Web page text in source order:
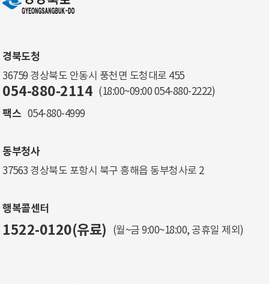
경북도청
36759 경상북도 안동시 풍천면 도청대로 455
054-880-2114 (18:00~09:00 054-880-2222)
팩스 054-880-4999
동부청사
37563 경상북도 포항시 북구 흥해읍 동부청사로 2
행복콜센터
1522-0120(유료) (월~금 9:00~18:00, 공휴일 제외)